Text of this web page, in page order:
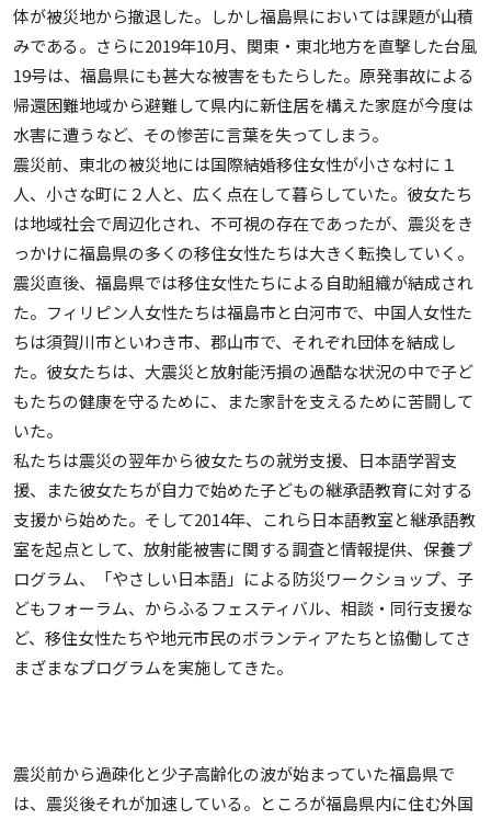
体が被災地から撤退した。しかし福島県においては課題が山積
みである。さらに2019年10月、関東・東北地方を直撃した台風
19号は、福島県にも甚大な被害をもたらした。原発事故による
帰還困難地域から避難して県内に新住居を構えた家庭が今度は
水害に遭うなど、その惨苦に言葉を失ってしまう。
震災前、東北の被災地には国際結婚移住女性が小さな村に１
人、小さな町に２人と、広く点在して暮らしていた。彼女たち
は地域社会で周辺化され、不可視の存在であったが、震災をき
っかけに福島県の多くの移住女性たちは大きく転換していく。
震災直後、福島県では移住女性たちによる自助組織が結成され
た。フィリピン人女性たちは福島市と白河市で、中国人女性た
ちは須賀川市といわき市、郡山市で、それぞれ団体を結成し
た。彼女たちは、大震災と放射能汚損の過酷な状況の中で子ど
もたちの健康を守るために、また家計を支えるために苦闘して
いた。
私たちは震災の翌年から彼女たちの就労支援、日本語学習支
援、また彼女たちが自力で始めた子どもの継承語教育に対する
支援から始めた。そして2014年、これら日本語教室と継承語教
室を起点として、放射能被害に関する調査と情報提供、保養プ
ログラム、「やさしい日本語」による防災ワークショップ、子
どもフォーラム、からふるフェスティバル、相談・同行支援な
ど、移住女性たちや地元市民のボランティアたちと協働してさ
まざまなプログラムを実施してきた。
震災前から過疎化と少子高齢化の波が始まっていた福島県で
は、震災後それが加速している。ところが福島県内に住む外国